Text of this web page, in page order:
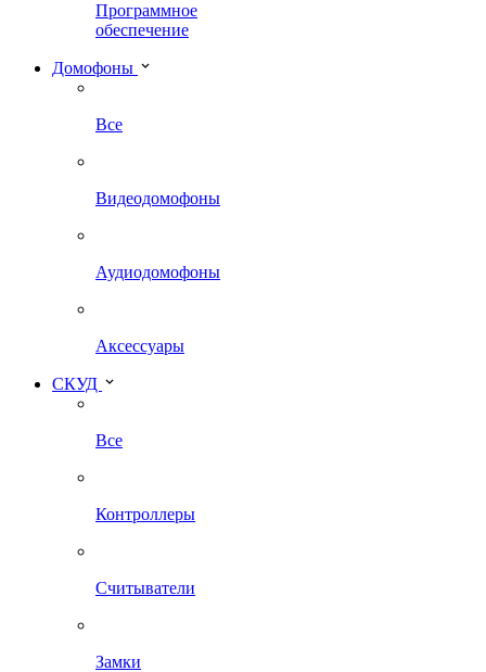
Программное
обеспечение
Домофоны
Все
Видеодомофоны
Аудиодомофоны
Аксессуары
СКУД
Все
Контроллеры
Считыватели
Замки